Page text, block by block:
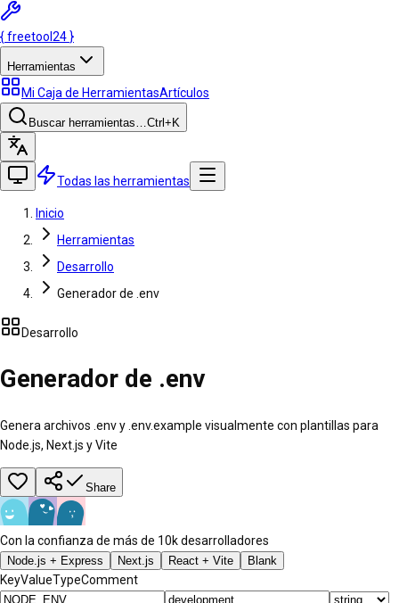
{freetool 24 }
Herramientas
Mi Caja de HerramientasArtículos
Buscar herramientas…Ctrl +K
Todas las herramientas
Inicio
Herramientas
Desarrollo
Generador de .env
Desarrollo
Generador de .env
Genera archivos .env y .env.example visualmente con plantillas para
Node.js, Next.js y Vite
Share
Con la confianza de más de 10k desarrolladores
Node.js + Express Next.js React + Vite Blank
KeyValueTypeComment